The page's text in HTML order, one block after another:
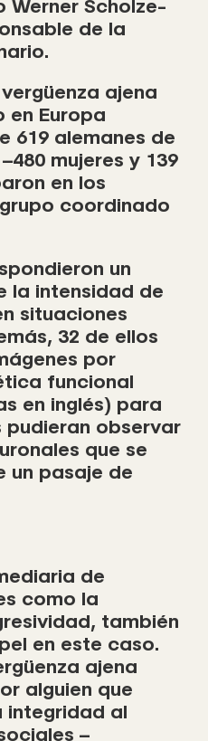
Scholze-
de la
ajena
en Europa
619 alemanes de
mujeres y 139
en los
coordinado
un
la intensidad de
situaciones
32 de ellos
por
funcional
en inglés) para
observar
que se
un pasaje de
de
como la
también
en este caso.
ajena
alguien que
integridad al
–